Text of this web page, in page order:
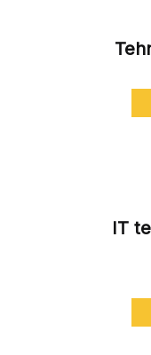
IT